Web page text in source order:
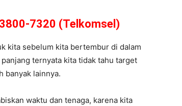
7320 (Telkomsel)
kita sebelum kita bertembur di dalam
ternyata kita tidak tahu target
banyak lainnya.
waktu dan tenaga, karena kita